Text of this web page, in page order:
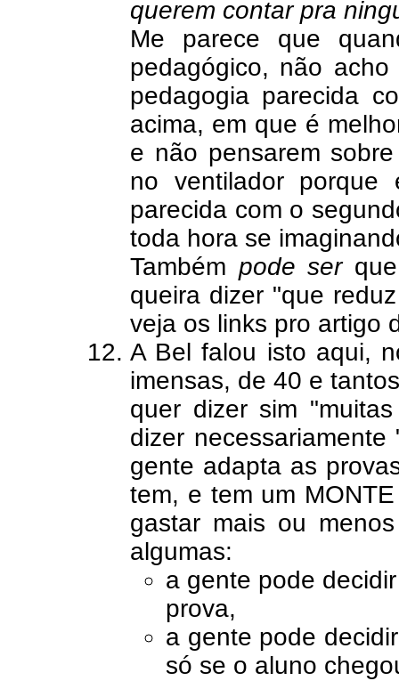
querem contar pra
Me parece que
pedagógico, não
pedagogia parecida
acima, em que é
e não pensarem
no ventilador porque
parecida com o
toda hora se
Também pode serque
queira dizer "que
veja os links pro artigo
A Bel falou isto aqui,
imensas, de 40 e
quer dizer sim
dizer
gente adapta as
tem, e tem um
gastar mais ou
algumas:
a gente pode
prova,
a gente pode
só se o aluno